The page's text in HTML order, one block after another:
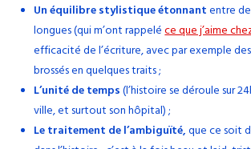
Un équilibre stylistique étonnant entre
longues (qui m’ont rappeléce que j’aime
efficacité de l’écriture, avec par exemple
brossés en quelques traits ;
L’unité de temps(l’histoire se déroule sur
ville, et surtout son hôpital) ;
Le traitement de l’ambiguïté, que ce soit